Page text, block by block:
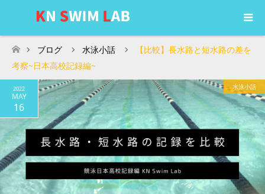
ホーム
ブログ 水泳小話
【比較】長水路と短水路の差を
考察~日本高校記録編~
2022
MAY
16
水泳小話